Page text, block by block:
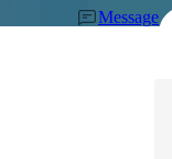
Message